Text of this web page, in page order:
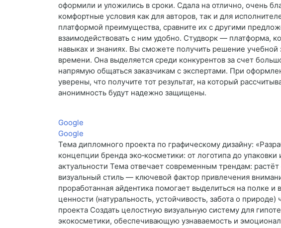
оформили и уложились в сроки. Сдала на отлично, очень
комфортные условия как для авторов, так и для
платформой преимущества, сравните их с другими
взаимодействовать с ним удобно. Студворк — платформа,
навыках и знаниях. Вы сможете получить решение учебной
времени. Она выделяется среди конкурентов за счет
напрямую общаться заказчикам с экспертами. При
уверены, что получите тот результат, на который
анонимность будут надежно защищены.
Google
Google
Тема дипломного проекта по графическому дизайну:
концепции бренда эко‑косметики: от логотипа до
актуальности Тема отвечает современным трендам:
визуальный стиль — ключевой фактор привлечения
проработанная айдентика помогает выделиться на полке и
ценности (натуральность, устойчивость, забота о
проекта Создать целостную визуальную систему для
экокосметики, обеспечивающую узнаваемость и